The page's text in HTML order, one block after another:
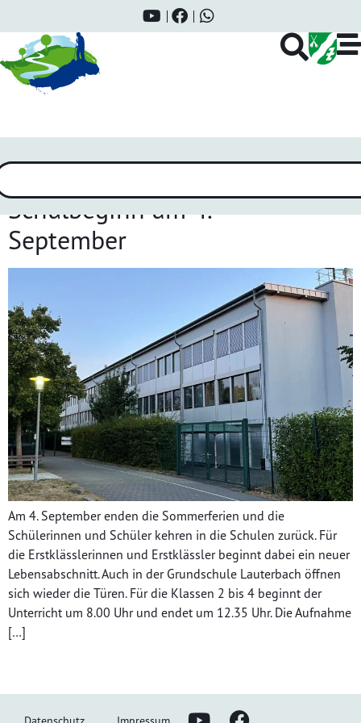
Schlagwort:Grundschule
Schulbeginn am 4.
September
Am 4. September enden die Sommerferien und die
Schülerinnen und Schüler kehren in die Schulen zurück. Für
die Erstklässlerinnen und Erstklässler beginnt dabei ein neuer
Lebensabschnitt. Auch in der Grundschule Lauterbach öffnen
sich wieder die Türen. Für die Klassen 2 bis 4 beginnt der
Unterricht um 8.00 Uhr und endet um 12.35 Uhr. Die Aufnahme
[…]
Datenschutz Impressum